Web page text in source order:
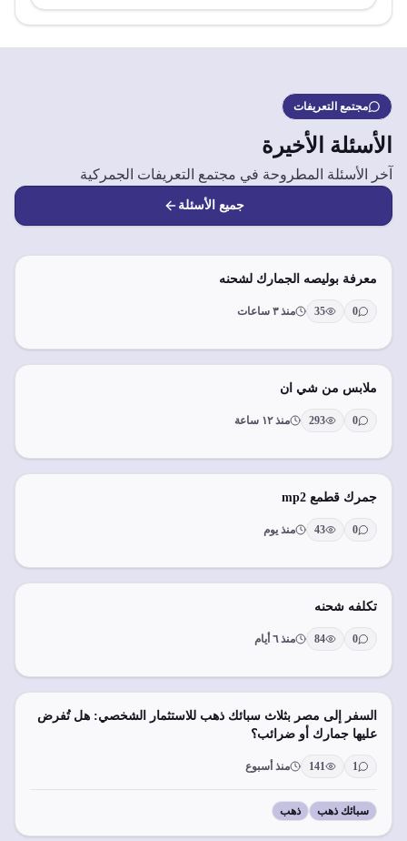
مجتمع التعريفات
الأسئلة الأخيرة
آخر الأسئلة المطروحة في مجتمع التعريفات الجمركية
جميع الأسئلة
معرفة بوليصه الجمارك لشحنه
0
35 منذ ٣ ساعات
ملابس من شي ان
0
293 منذ ١٢ ساعة
جمرك قطمع mp2
0
43 منذ يوم
تكلفه شحنه
0
84 منذ ٦ أيام
السفر إلى مصر بثلاث سبائك ذهب للاستثمار الشخصي: هل تُفرض
عليها جمارك أو ضرائب؟
1
141 منذ أسبوع
سبائك ذهب ذهب